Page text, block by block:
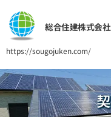
総合住建株式会社
https://sougojuken.com/